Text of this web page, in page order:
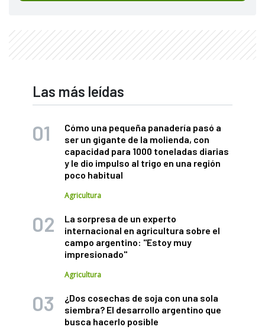
Las más leídas
Cómo una pequeña panadería pasó a
ser un gigante de la molienda, con
capacidad para 1000 toneladas diarias
y le dio impulso al trigo en una región
poco habitual
Agricultura
La sorpresa de un experto
internacional en agricultura sobre el
campo argentino: "Estoy muy
impresionado"
Agricultura
¿Dos cosechas de soja con una sola
siembra? El desarrollo argentino que
busca hacerlo posible